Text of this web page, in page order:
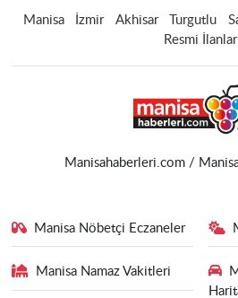
Manisa İzmir Akhisar Turgutlu
Resmi İlanlar
Manisahaberleri.com /
Manisa Nöbetçi Eczaneler
Manisa Namaz Vakitleri